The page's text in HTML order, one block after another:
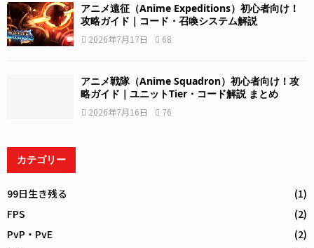
アニメ遠征（Anime Expeditions）初心者向け！
攻略ガイド｜コード・召喚システム解説
2026年7月17日 68
アニメ戦隊（Anime Squadron）初心者向け！攻
略ガイド｜ユニットTier・コード解説 まとめ
2026年7月16日 76
カテゴリー
99日生き残る
(1)
FPS
(2)
PvP・PvE
(2)